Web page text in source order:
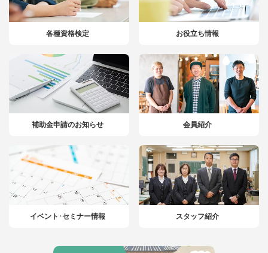
各種資格検定 お役立ち情報
補助金申請のお知らせ 会員紹介
イベント･セミナー情報 スタッフ紹介